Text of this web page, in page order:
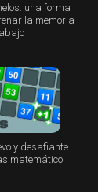
una forma
la memoria
y desafiante
matemático